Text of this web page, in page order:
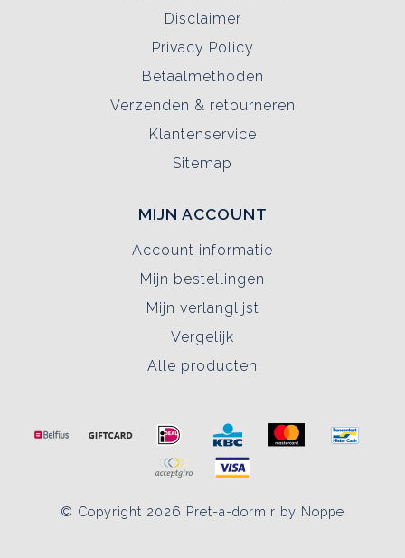
Disclaimer
Privacy Policy
Betaalmethoden
Verzenden & retourneren
Klantenservice
Sitemap
MIJN ACCOUNT
Account informatie
Mijn bestellingen
Mijn verlanglijst
Vergelijk
Alle producten
© Copyright 2026 Pret-a-dormir by Noppe